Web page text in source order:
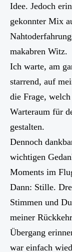
Idee. Jedoch
gekonnter Mix
makabren Witz.
Ich warte, am
starrend, auf
die Frage,
Warteraum für
gestalten.
Dennoch
wichtigen
Moments im
Dann: Stille.
Stimmen und
meiner
Übergang
war einfach